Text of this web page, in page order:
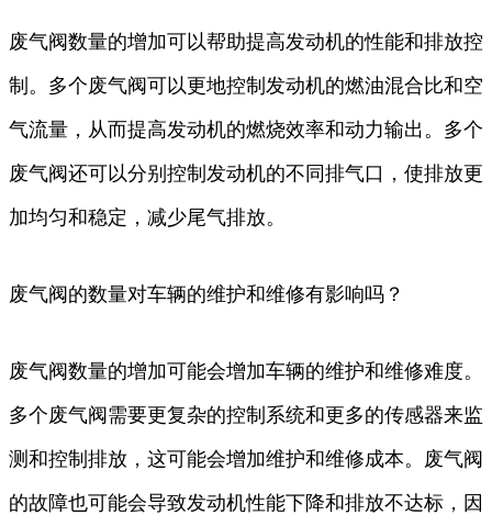
废气阀数量的增加可以帮助提高发动机的性能和排放控
制。多个废气阀可以更地控制发动机的燃油混合比和空
气流量，从而提高发动机的燃烧效率和动力输出。多个
废气阀还可以分别控制发动机的不同排气口，使排放更
加均匀和稳定，减少尾气排放。
废气阀的数量对车辆的维护和维修有影响吗？
废气阀数量的增加可能会增加车辆的维护和维修难度。
多个废气阀需要更复杂的控制系统和更多的传感器来监
测和控制排放，这可能会增加维护和维修成本。废气阀
的故障也可能会导致发动机性能下降和排放不达标，因